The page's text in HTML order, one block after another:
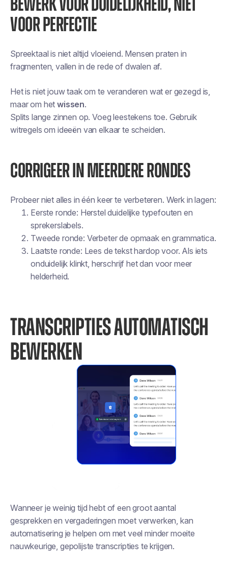
BEWERK VOOR DUIDELIJKHEID, NIET
VOOR PERFECTIE
Spreektaal is niet altijd vloeiend. Mensen praten in
fragmenten, vallen in de rede of dwalen af.
Het is niet jouw taak om te veranderen wat er gezegd is,
maar om hetwissen.
Splits lange zinnen op. Voeg leestekens toe. Gebruik
witregels om ideeën van elkaar te scheiden.
CORRIGEER IN MEERDERE RONDES
Probeer niet alles in één keer te verbeteren. Werk in lagen:
Eerste ronde: Herstel duidelijke typefouten en
sprekerslabels.
Tweede ronde: Verbeter de opmaak en grammatica.
Laatste ronde: Lees de tekst hardop voor. Als iets
onduidelijk klinkt, herschrijf het dan voor meer
helderheid.
TRANSCRIPTIES AUTOMATISCH
BEWERKEN
Wanneer je weinig tijd hebt of een groot aantal
gesprekken en vergaderingen moet verwerken, kan
automatisering je helpen om met veel minder moeite
nauwkeurige, gepolijste transcripties te krijgen.